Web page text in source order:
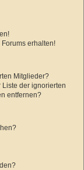
erhalten!
Mitglieder?
der ignorierten
entfernen?